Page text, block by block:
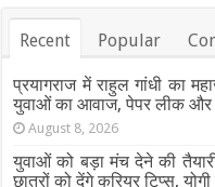
Recent Popular
प्रयागराज में राहुल गांधी का
युवाओं का आवाज, पेपर लीक और
August 8, 2026
युवाओं को बड़ा मंच देने की
छात्रों को देंगे करियर टिप्स,